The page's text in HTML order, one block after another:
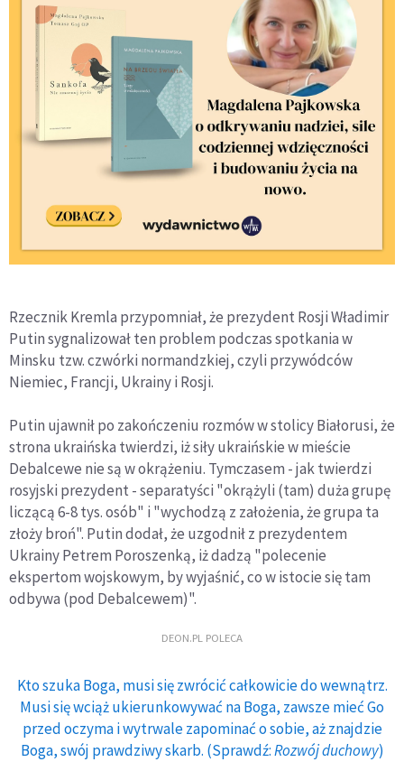
Rzecznik Kremla przypomniał, że prezydent Rosji Władimir
Putin sygnalizował ten problem podczas spotkania w
Minsku tzw. czwórki normandzkiej, czyli przywódców
Niemiec, Francji, Ukrainy i Rosji.
Putin ujawnił po zakończeniu rozmów w stolicy Białorusi, że
strona ukraińska twierdzi, iż siły ukraińskie w mieście
Debalcewe nie są w okrążeniu. Tymczasem - jak twierdzi
rosyjski prezydent - separatyści "okrążyli (tam) duża grupę
liczącą 6-8 tys. osób" i "wychodzą z założenia, że grupa ta
złoży broń". Putin dodał, że uzgodnił z prezydentem
Ukrainy Petrem Poroszenką, iż dadzą "polecenie
ekspertom wojskowym, by wyjaśnić, co w istocie się tam
odbywa (pod Debalcewem)".
DEON.PL POLECA
Kto szuka Boga, musi się zwrócić całkowicie do wewnątrz.
Musi się wciąż ukierunkowywać na Boga, zawsze mieć Go
przed oczyma i wytrwale zapominać o sobie, aż znajdzie
Boga, swój prawdziwy skarb. (Sprawdź:Rozwój duchowy)